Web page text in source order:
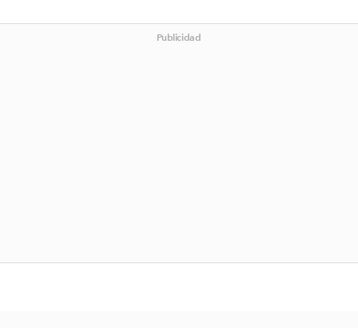
Publicidad